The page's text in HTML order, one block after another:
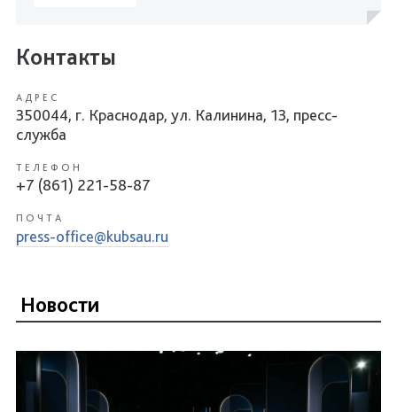
Контакты
АДРЕС
350044, г. Краснодар, ул. Калинина, 13, пресс-
служба
ТЕЛЕФОН
+7 (861) 221-58-87
ПОЧТА
press-office@kubsau.ru
Новости